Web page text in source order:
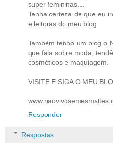
super femininas....
Tenha certeza de que eu
e leitoras do meu blog
Também tenho um blog o
que fala sobre moda,
cosméticos e maquiagem.
VISITE E SIGA O MEU
Responder
Respostas